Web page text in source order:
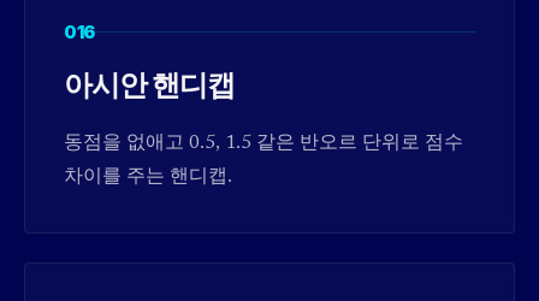
016
아시안 핸디캡
동점을 없애고 0.5, 1.5 같은 반오르 단위로 점수
차이를 주는 핸디캡.